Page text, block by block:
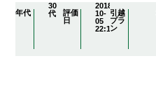
年代
30
代
評価
日
2018-
10-
05
22:19:53
引越
プラ
ン